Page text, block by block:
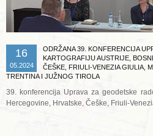
16
05.2024
ODRŽANA 39. KONFERENCIJA
KARTOGRAFIJU AUSTRIJE,
ČEŠKE, FRIULI-VENEZIA GIULIA,
TRENTINA I JUŽNOG TIROLA
39. konferencija Uprava za geodetske
Hercegovine, Hrvatske, Češke, Friuli-